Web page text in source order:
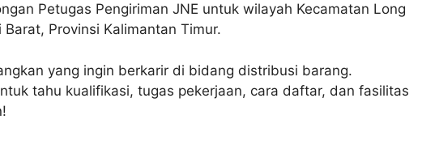
Petugas Pengiriman JNE untuk wilayah Kecamatan Long
Provinsi Kalimantan Timur.
yang ingin berkarir di bidang distribusi barang.
tahu kualifikasi, tugas pekerjaan, cara daftar, dan fasilitas